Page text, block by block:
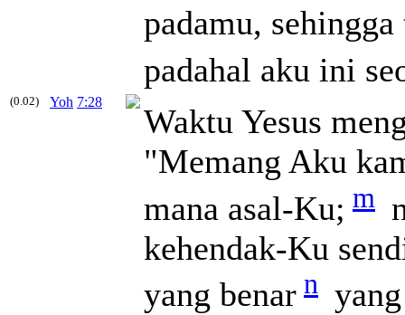
padamu,
padahal aku ini
(0.02) Yoh 7:28
Waktu Yesus
"Memang Aku
mana asal-Ku; m
kehendak-Ku
yang benar n